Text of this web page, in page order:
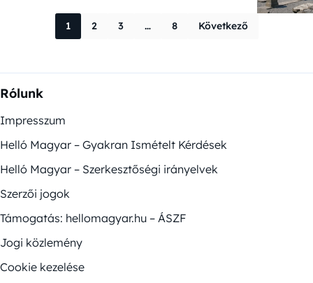
Bejegyzések
1 2 3 … 8 Következő
Rólunk
Impresszum
Helló Magyar – Gyakran Ismételt Kérdések
Helló Magyar – Szerkesztőségi irányelvek
Szerzői jogok
Támogatás: hellomagyar.hu – ÁSZF
Jogi közlemény
Cookie kezelése